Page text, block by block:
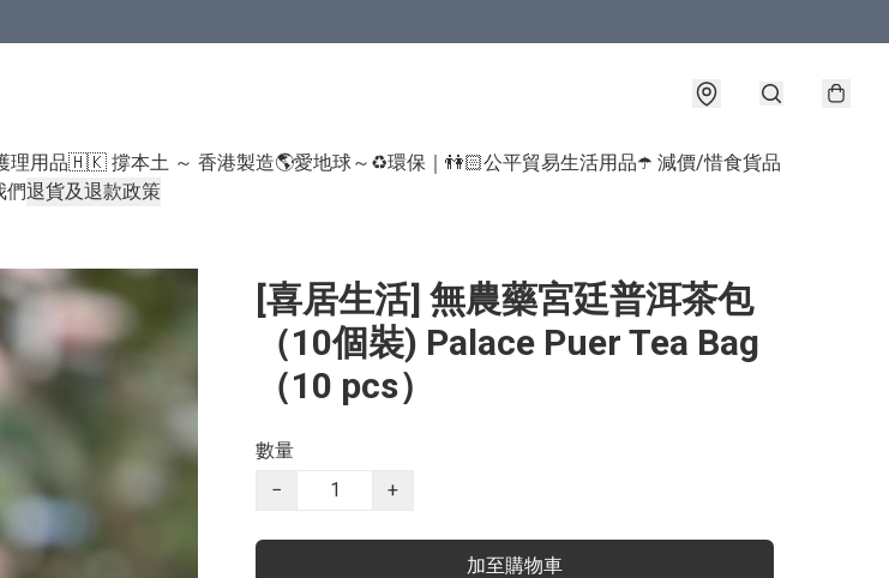
理用品🇭🇰 撐本土 ～ 香港製造🌎愛地球～♻️環保｜👫🏻公平貿易生活用品☂️ 減價/惜食貨品
們退貨及退款政策
[喜居生活] 無農藥宮廷普洱茶包
（10個裝) Palace Puer Tea Bag
（10 pcs）
數量
−
+
加至購物車